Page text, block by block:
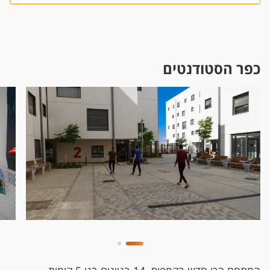
כפר הסטודנטים